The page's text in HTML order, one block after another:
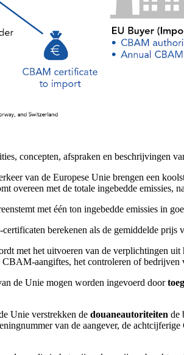
concepten, afspraken en beschrijvingen
van de Europese Unie brengen een
overeen met de totale ingebedde emissies,
met één ton ingebedde emissies in
berekenen als de gemiddelde
met het uitvoeren van de verplichtingen
aangiftes, het controleren of
de Unie mogen worden ingevoerd door
Unie verstrekken de douaneautoriteiten de
van de aangever, de